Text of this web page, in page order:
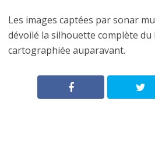
Les images captées par sonar
dévoilé la silhouette complète du
cartographiée auparavant.